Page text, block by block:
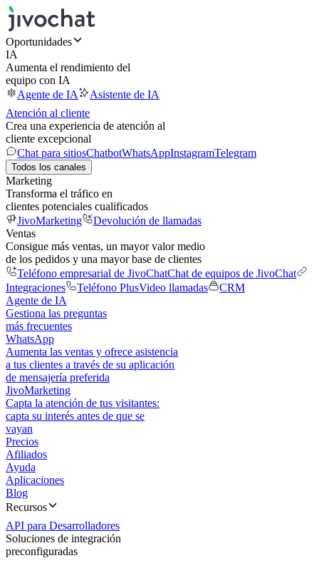
Oportunidades
IA
Aumenta el rendimiento del
equipo con IA
Agente de IA
Asistente de IA
Atención al cliente
Crea una experiencia de atención al
cliente excepcional
Chat para sitiosChatbotWhatsAppInstagramTelegram
Todos los canales
Marketing
Transforma el tráfico en
clientes potenciales cualificados
JivoMarketing
Devolución de llamadas
Ventas
Consigue más ventas, un mayor valor medio
de los pedidos y una mayor base de clientes
Teléfono empresarial de JivoChatChat de equipos de JivoChat
Integraciones
Teléfono PlusVideo llamadas
CRM
Agente de IA
Gestiona las preguntas
más frecuentes
WhatsApp
Aumenta las ventas y ofrece asistencia
a tus clientes a través de su aplicación
de mensajería preferida
JivoMarketing
Capta la atención de tus visitantes:
capta su interés antes de que se
vayan
Precios
Afiliados
Ayuda
Aplicaciones
Blog
Recursos
API para Desarrolladores
Soluciones de integración
preconfiguradas